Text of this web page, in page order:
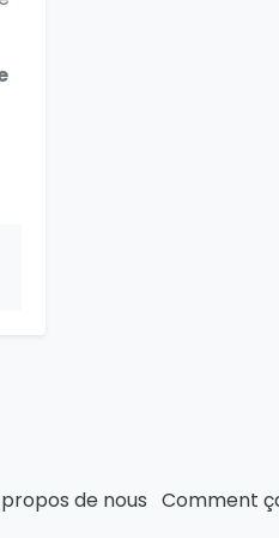
de nous Comment